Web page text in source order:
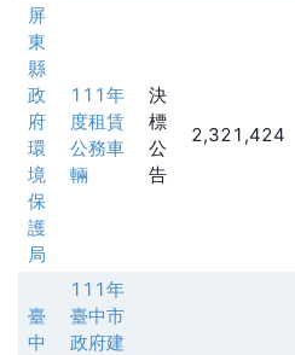
屏
東
縣
政
府
環
境
保
護
局
111年
度租賃
公務車
輛
決
標
公
告
2,321,424
臺
中
111年
臺中市
政府建